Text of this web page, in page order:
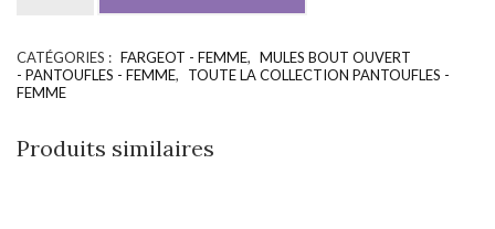
CATÉGORIES : FARGEOT - FEMME, MULES BOUT OUVERT
- PANTOUFLES - FEMME,
TOUTE LA COLLECTION PANTOUFLES -
FEMME
Produits similaires